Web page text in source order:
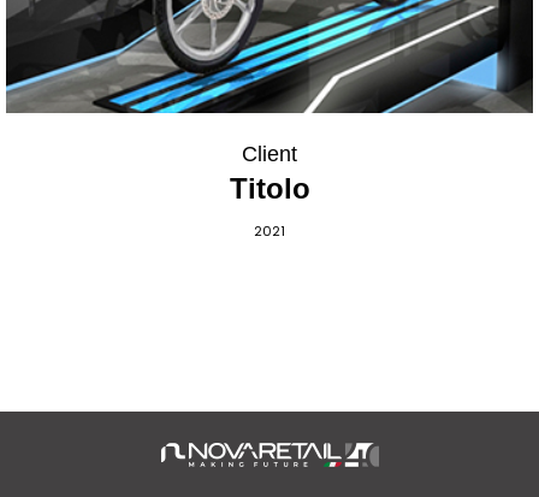
Client
Titolo
2021